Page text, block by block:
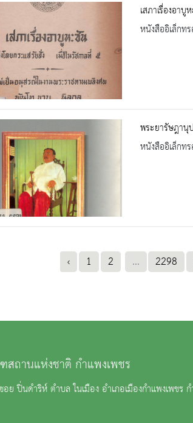
เสภาเรื่องอาบู
หนังสืออิเล็กท
พระยารัษฎา
หนังสืออิเล็กท
‹ 1 2 ... 2298
ถานแห่งชาติ กำแพงเพชร
ย ปิ่นดำริห์ ตำบล ในเมือง อำเภอเมืองกำแพงเพชร